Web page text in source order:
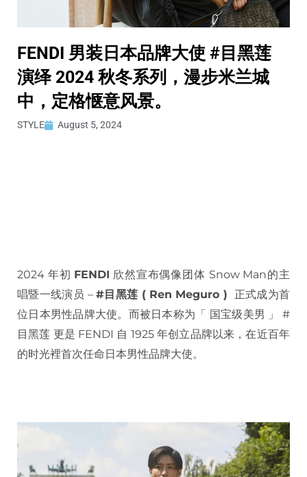
FENDI 男装日本品牌大使 #目黑莲
演绎 2024 秋冬系列，漫步米兰城
中，定格惬意风景。
STYLE August 5, 2024
2024 年初 FENDI 欣然宣布偶像团体 Snow Man的主
唱暨一线演员 – #目黑莲 ( Ren Meguro )
正式成为首
位日本男性品牌大使。而被日本称为「 国宝级美男 」 #
目黑莲 更是 FENDI 自 1925 年创立品牌以来，在近百年
的时光裡首次任命日本男性品牌大使。